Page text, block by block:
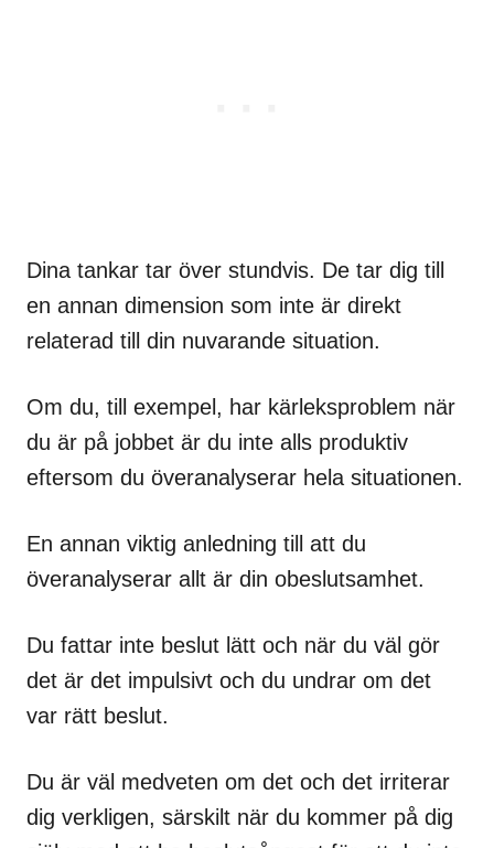
Dina tankar tar över stundvis. De tar dig till
en annan dimension som inte är direkt
relaterad till din nuvarande situation.
Om du, till exempel, har kärleksproblem när
du är på jobbet är du inte alls produktiv
eftersom du överanalyserar hela situationen.
En annan viktig anledning till att du
överanalyserar allt är din obeslutsamhet.
Du fattar inte beslut lätt och när du väl gör
det är det impulsivt och du undrar om det
var rätt beslut.
Du är väl medveten om det och det irriterar
dig verkligen, särskilt när du kommer på dig